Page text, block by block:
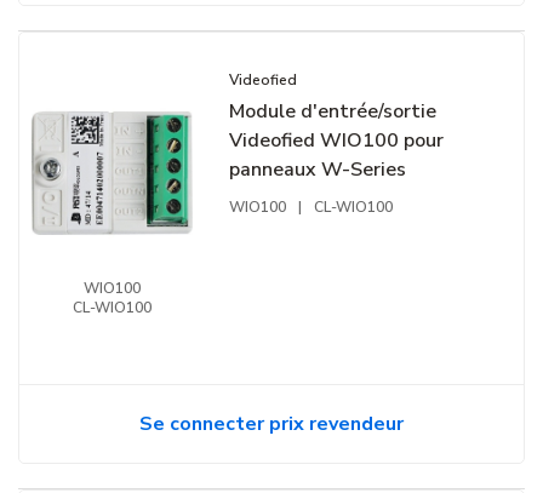
WIO100
CL-WIO100
Videofied
Module d'entrée/sortie
Videofied WIO100 pour
panneaux W-Series
WIO100 | CL-WIO100
Se connecter prix revendeur